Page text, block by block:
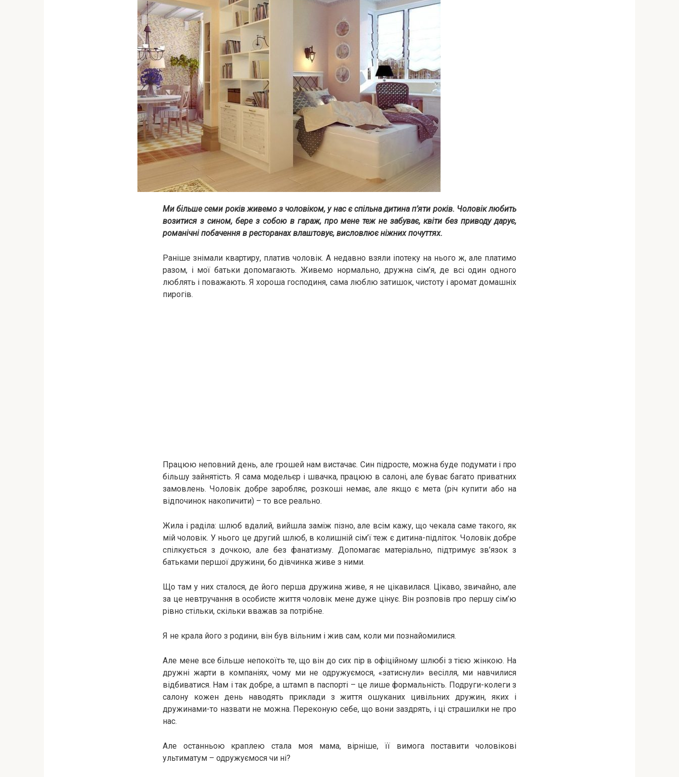
Ми більше семи років живемо з чоловіком, у нас є спільна дитина п’яти років. Чоловік любить
возитися з сином, бере з собою в гараж, про мене теж не забуває, квіти без приводу дарує,
романічні побачення в ресторанах влаштовує, висловлює ніжних почуттях.
Раніше знімали квартиру, платив чоловік. А недавно взяли іпотеку на нього ж, але платимо
разом, і мої батьки допомагають. Живемо нормально, дружна сім’я, де всі один одного
люблять і поважають. Я хороша господиня, сама люблю затишок, чистоту і аромат домашніх
пирогів.
Працюю неповний день, але грошей нам вистачає. Син підросте, можна буде подумати і про
більшу зайнятість. Я сама модельєр і швачка, працюю в салоні, але буває багато приватних
замовлень. Чоловік добре заробляє, розкоші немає, але якщо є мета (річ купити або на
відпочинок накопичити) – то все реально.
Жила і раділа: шлюб вдалий, вийшла заміж пізно, але всім кажу, що чекала саме такого, як
мій чоловік. У нього це другий шлюб, в колишній сім’ї теж є дитина-підліток. Чоловік добре
спілкується з дочкою, але без фанатизму. Допомагає матеріально, підтримує зв’язок з
батьками першої дружини, бо дівчинка живе з ними.
Що там у них сталося, де його перша дружина живе, я не цікавилася. Цікаво, звичайно, але
за це невтручання в особисте життя чоловік мене дуже цінує. Він розповів про першу сім’ю
рівно стільки, скільки вважав за потрібне.
Я не крала його з родини, він був вільним і жив сам, коли ми познайомилися.
Але мене все більше непокоїть те, що він до сих пір в офіційному шлюбі з тією жінкою. На
дружні жарти в компаніях, чому ми не одружуємося, «затиснули» весілля, ми навчилися
відбиватися. Нам і так добре, а штамп в паспорті – це лише формальність. Подруги-колеги з
салону кожен день наводять приклади з життя ошуканих цивільних дружин, яких і
дружинами-то назвати не можна. Переконую себе, що вони заздрять, і ці страшилки не про
нас.
Але останньою краплею стала моя мама, вірніше, її вимога поставити чоловікові
ультиматум – одружуємося чи ні?